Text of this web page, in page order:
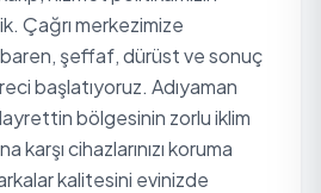
Çağrı merkezimize
şeffaf, dürüst ve sonuç
başlatıyoruz. Adıyaman
bölgesinin zorlu iklim
karşı cihazlarınızı koruma
kalitesini evinizde